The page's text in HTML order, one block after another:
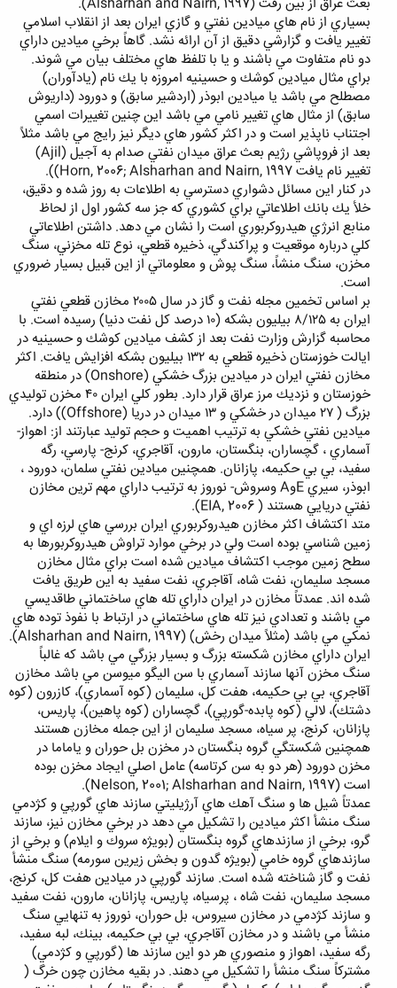
بسياري از نام هاي ميادين نفتي و گازي ايران بعد از انقلاب اسلامي
تغيير يافت و گزارشي دقيق از آن ارائه نشد. گاهاً برخي ميادين داراي
دو نام متفاوت مي باشند و يا با تلفظ هاي مختلف بيان مي شوند.
براي مثال ميادين كوشك و حسينيه امروزه با يك نام (يادآوران)
مصطلح مي باشد يا ميادين ابوذر (اردشير سابق) و دورود (داريوش
سابق) از مثال هاي تغيير نامي مي باشد اين چنين تغييرات اسمي
اجتناب ناپذير است و در اكثر كشور هاي ديگر نيز رايج مي باشد مثلاً
بعد از فروپاشي رژيم بعث عراق ميدان نفتي صدام به آجيل (Ajil)
تغيير نام يافت Horn, 2006; Alsharhan and Nairn, 1997)).
در كنار اين مسائل دشواري دسترسي به اطلاعات به روز شده و دقيق،
خلأ يك بانك اطلاعاتي براي كشوري كه جز سه كشور اول از لحاظ
منابع انرژي هيدروكربوري است را نشان مي دهد. داشتن اطلاعاتي
كلي درباره موقعيت و پراكندگي، ذخيره قطعي، نوع تله مخزني، سنگ
مخزن، سنگ منشاً، سنگ پوش و معلوماتي از اين قبيل بسيار ضروري
است.
بر اساس تخمين مجله نفت و گاز در سال ٢٠٠٥ مخازن قطعي نفتي
ايران به ٨/١٢٥ بيليون بشكه (١٠ درصد كل نفت دنيا) رسيده است. با
محاسبه گزارش وزارت نفت بعد از كشف ميادين كوشك و حسينيه در
ايالت خوزستان ذخيره قطعي به ١٣٢ بيليون بشكه افزايش يافت. اكثر
مخازن نفتي ايران در ميادين بزرگ خشكي (Onshore) در منطقه
خوزستان و نزديك مرز عراق قرار دارد. بطور كلي ايران ٤٠ مخزن توليدي
بزرگ ( ٢٧ ميدان در خشكي و ١٣ ميدان در دريا (Offshore)) دارد.
ميادين نفتي خشكي به ترتيب اهميت و حجم توليد عبارتند از: اهواز-
آسماري ، گچساران، بنگستان، مارون، آقاجري، كرنج- پارسي، رگه
سفيد، بي بي حكيمه، پازانان. همچنين ميادين نفتي سلمان، دورود ،
ابوذر، سيري EوA وسروش- نوروز به ترتيب داراي مهم ترين مخازن
نفتي دريايي هستند ( EIA, 2006).
متد اكتشاف اكثر مخازن هيدروكربوري ايران بررسي هاي لرزه اي و
زمين شناسي بوده است ولي در برخي موارد تراوش هيدروكربورها به
سطح زمين موجب اكتشاف ميادين شده است براي مثال مخازن
مسجد سليمان، نفت شاه، آقاجري، نفت سفيد به اين طريق يافت
شده اند. عمدتاً مخازن در ايران داراي تله هاي ساختماني طاقديسي
مي باشند و تعدادي نيز تله هاي ساختماني در ارتباط با نفوذ توده هاي
نمكي مي باشد (مثلاً ميدان رخش) (Alsharhan and Nairn, 1997).
ايران داراي مخازن شكسته بزرگ و بسيار بزرگي مي باشد كه غالباً
سنگ مخزن آنها سازند آسماري با سن اليگو ميوسن مي باشد مخازن
آقاجري، بي بي حكيمه، هفت كل، سليمان (كوه آسماري)، كازرون (كوه
دشتك)، لالي (كوه پابده-گورپي)، گچساران (كوه پاهين)، پاريس،
پازانان، كرنج، پر سياه، مسجد سليمان از اين جمله مخازن هستند
همچنين شكستگي گروه بنگستان در مخزن بل حوران و ياماما در
مخزن دورود (هر دو به سن كرتاسه) عامل اصلي ايجاد مخزن بوده
است (Nelson, 2001; Alsharhan and Nairn, 1997).
عمدتاً شيل ها و سنگ آهك هاي آرژيليتي سازند هاي گورپي و كژدمي
سنگ منشأ اكثر ميادين را تشكيل مي دهد در برخي مخازن نيز، سازند
گرو، برخي از سازندهاي گروه بنگستان (بويژه سروك و ايلام) و برخي از
سازندهاي گروه خامي (بويژه گدون و بخش زيرين سورمه) سنگ منشأ
نفت و گاز شناخته شده است. سازند گورپي در ميادين هفت كل، كرنج،
مسجد سليمان، نفت شاه ، پرسياه، پاريس، پازانان، مارون، نفت سفيد
و سازند كژدمي در مخازن سيروس، بل حوران، نوروز به تنهايي سنگ
منشأ مي باشند و در مخازن آقاجري، بي بي حكيمه، بينك، لبه سفيد،
رگه سفيد، اهواز و منصوري هر دو اين سازند ها (گورپي و كژدمي)
مشتركاً سنگ منشأ را تشكيل مي دهند. در بقيه مخازن چون خرگ (